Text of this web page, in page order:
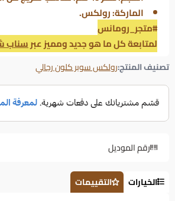
الماركة: رولكس.
#متجر_رومانس
لمتابعة كل ما هو جديد ومميز عبرسناب
تصنيف المنتج:رولكس سوبر كلون رجالي
رقم الموديل
الخيارات
التقييمات